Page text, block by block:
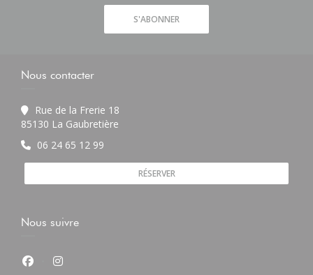
S'ABONNER
Nous contacter
Rue de la Frerie 18
85130 La Gaubretière
06 24 65 12 99
RÉSERVER
Nous suivre
Facebook ((ouvre une nouvelle fenêtre))
Instagram ((ouvre une nouvelle fenêtre))